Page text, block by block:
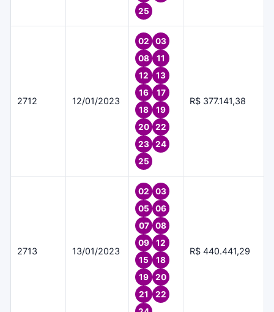
25
2712 12/01/2023
02
03
08
11
12
13
16
17
18
19
20
22
23
24
25
R$ 377.141,38
2713 13/01/2023
02
03
05
06
07
08
09
12
15
18
19
20
21
22
R$ 440.441,29